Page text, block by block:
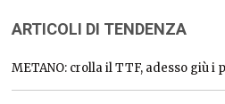
ARTICOLI DI TENDENZA
METANO: crolla il TTF, adesso giù i